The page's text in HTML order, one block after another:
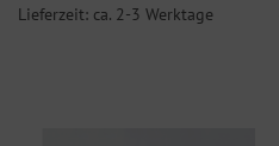
Lieferzeit: ca. 2-3 Werktage